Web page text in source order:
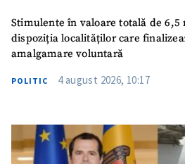
Stimulente în valoare totală de
dispoziția localităților care
amalgamare voluntară
POLITIC 4 august 2026, 10:17